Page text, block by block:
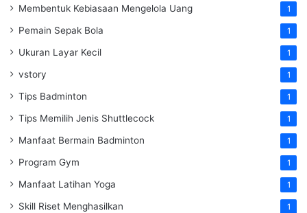
Membentuk Kebiasaan Mengelola Uang 1
Pemain Sepak Bola 1
Ukuran Layar Kecil 1
vstory 1
Tips Badminton 1
Tips Memilih Jenis Shuttlecock 1
Manfaat Bermain Badminton 1
Program Gym 1
Manfaat Latihan Yoga 1
Skill Riset Menghasilkan 1